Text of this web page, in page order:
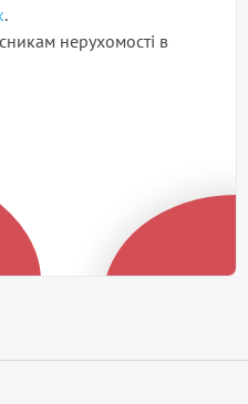
.
нерухомості в